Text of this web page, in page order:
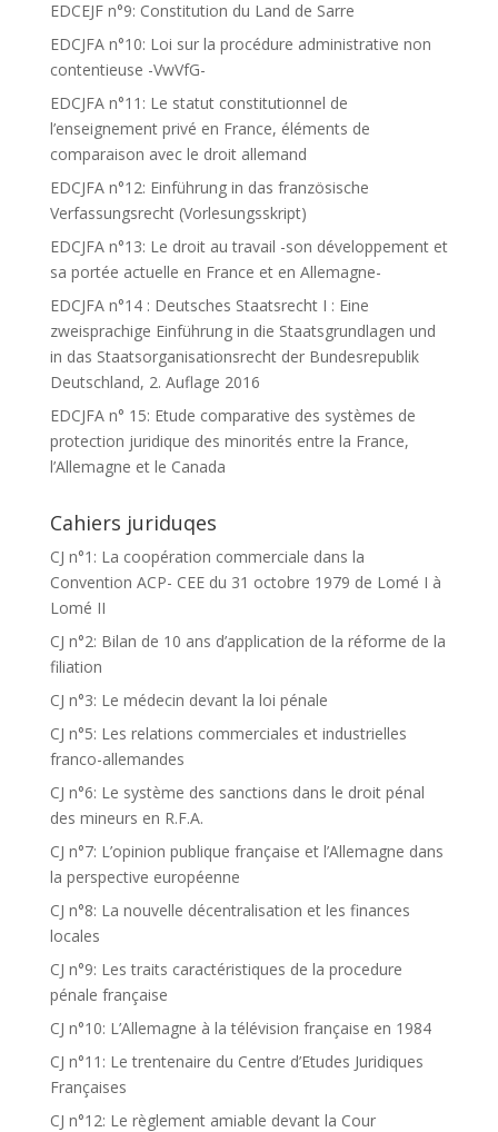
EDCEJF n°9: Constitution du Land de Sarre
EDCJFA n°10: Loi sur la procédure administrative non
contentieuse -VwVfG-
EDCJFA n°11: Le statut constitutionnel de
l’enseignement privé en France, éléments de
comparaison avec le droit allemand
EDCJFA n°12: Einführung in das französische
Verfassungsrecht (Vorlesungsskript)
EDCJFA n°13: Le droit au travail -son développement et
sa portée actuelle en France et en Allemagne-
EDCJFA n°14 : Deutsches Staatsrecht I : Eine
zweisprachige Einführung in die Staatsgrundlagen und
in das Staatsorganisationsrecht der Bundesrepublik
Deutschland, 2. Auflage 2016
EDCJFA n° 15: Etude comparative des systèmes de
protection juridique des minorités entre la France,
l’Allemagne et le Canada
Cahiers juriduqes
CJ n°1: La coopération commerciale dans la
Convention ACP- CEE du 31 octobre 1979 de Lomé I à
Lomé II
CJ n°2: Bilan de 10 ans d’application de la réforme de la
filiation
CJ n°3: Le médecin devant la loi pénale
CJ n°5: Les relations commerciales et industrielles
franco-allemandes
CJ n°6: Le système des sanctions dans le droit pénal
des mineurs en R.F.A.
CJ n°7: L’opinion publique française et l’Allemagne dans
la perspective européenne
CJ n°8: La nouvelle décentralisation et les finances
locales
CJ n°9: Les traits caractéristiques de la procedure
pénale française
CJ n°10: L’Allemagne à la télévision française en 1984
CJ n°11: Le trentenaire du Centre d’Etudes Juridiques
Françaises
CJ n°12: Le règlement amiable devant la Cour